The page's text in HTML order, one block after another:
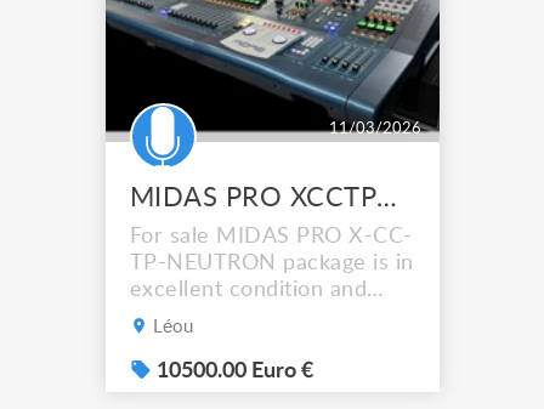
entrées stéréo en jac...
11/03/2026
MIDAS PRO XCCTPNEUTRON set with DL351 stage box
For sale MIDAS PRO X-CC-
TP-NEUTRON package is in
excellent condition and
only used twice for events.
Centre with168 Input
Channels, 99 Mix Buses,96
Léou
10500.00 Euro €